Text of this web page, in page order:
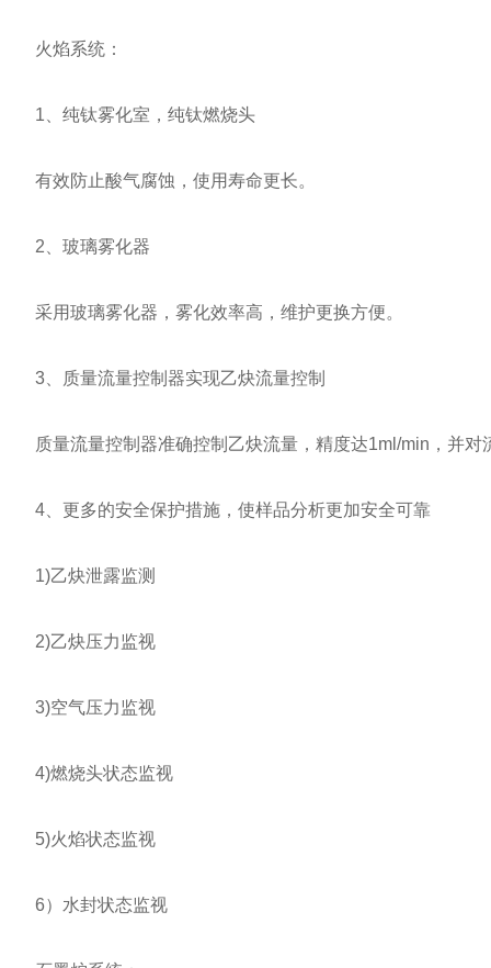
火焰系统：
1、纯钛雾化室，纯钛燃烧头
有效防止酸气腐蚀，使用寿命更长。
2、玻璃雾化器
采用玻璃雾化器，雾化效率高，维护更换方便。
3、质量流量控制器实现乙炔流量控制
质量流量控制器准确控制乙炔流量，精度达1ml/min，并对
4、更多的安全保护措施，使样品分析更加安全可靠
1)乙炔泄露监测
2)乙炔压力监视
3)空气压力监视
4)燃烧头状态监视
5)火焰状态监视
6）水封状态监视